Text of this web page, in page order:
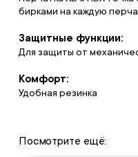
бирками на каждую
Защитные функции:
Для защиты от
Комфорт:
Удобная резинка
Посмотрите ещё: